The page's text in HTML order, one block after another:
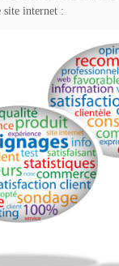
site internet :